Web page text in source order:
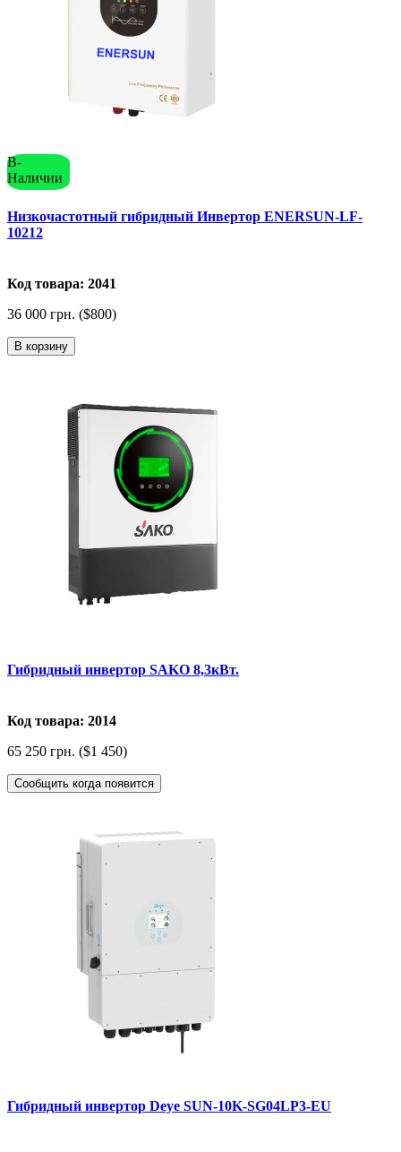
В-
Наличии
Низкочастотный гибридный Инвертор ENERSUN-LF-
10212
Код товара: 2041
36 000 грн. ($800)
В корзину
Гибридный инвертор SAKO 8,3кВт.
Код товара: 2014
65 250 грн. ($1 450)
Сообщить когда появится
Гибридный инвертор Deye SUN-10K-SG04LP3-EU